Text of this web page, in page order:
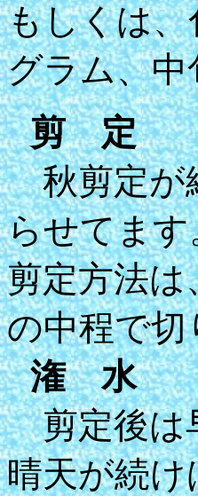
もしくは、
グラム、
剪 定
秋剪定が
らせてます
剪定方法
の中程で切
潅 水
剪定後は
晴天が続